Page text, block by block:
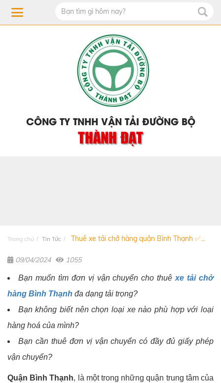
CÔNG TY TNHH VẬN TẢI ĐƯỜNG BỘ
THÀNH ĐẠT
Trang chủ Tin Tức Thuê xe tải chở hàng quận Bình Thạnh ✅...
09/04/2024 1055
Bạn muốn tìm đơn vị vận chuyển cho thuêxe tải chở
hàng Bình Thạnh đa dạng tải trọng?
Bạn không biết nên chọn loại xe nào phù hợp với loại
hàng hoá của mình?
Bạn cần thuê đơn vị vận chuyển có đầy đủ giấy phép
vận chuyển?
Quận Bình Thạnh, là một trong những quận trung tâm của